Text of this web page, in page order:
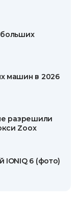
машин в 2026
разрешили
Zoox
IONIQ 6 (фото)